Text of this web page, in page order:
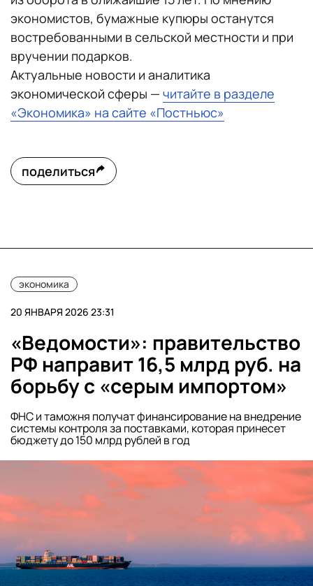
экономистов, бумажные купюры останутся
востребованными в сельской местности и при
вручении подарков.
Актуальные новости и аналитика
экономической сферы — читайте в разделе
«Экономика» на сайте «Постньюс»
поделиться
экономика
20 ЯНВАРЯ 2026 23:31
«Ведомости»: правительство
РФ направит 16,5 млрд руб. на
борьбу с «серым импортом»
ФНС и таможня получат финансирование на внедрение
системы контроля за поставками, которая принесет
бюджету до 150 млрд рублей в год